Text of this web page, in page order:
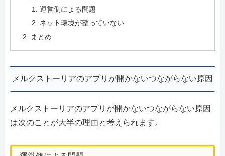
運営側による問題
ネット環境が整っていない
まとめ
メルクストーリアのアプリが開かないつながらない原因
メルクストーリアのアプリが開かないつながらない原因
は次のことが大半の理由と考えられます。